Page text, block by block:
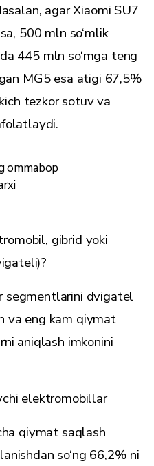
agar Xiaomi SU7
500 mln so‘mlik
445 mln so‘mga teng
MG5 esa atigi 67,5%
tezkor sotuv va
ommabop
gibrid yoki
segmentlarini dvigatel
va eng kam qiymat
aniqlash imkonini
elektromobillar
qiymat saqlash
so‘ng 66,2% ni